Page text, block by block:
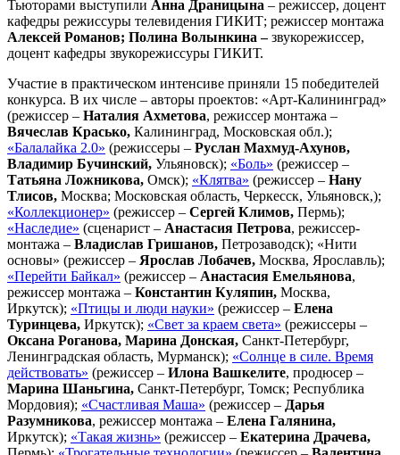
Тьюторами выступили Анна Драницына – режиссер, доцент
кафедры режиссуры телевидения ГИКИТ; режиссер монтажа
Алексей Романов; Полина Волынкина –звукорежиссер,
доцент кафедры звукорежиссуры ГИКИТ.
Участие в практическом интенсиве приняли 15 победителей
конкурса. В их числе – авторы проектов: «Арт-Калининград»
(режиссер – Наталия Ахметова, режиссер монтажа –
Вячеслав Красько, Калининград, Московская обл.);
«Балалайка 2.0» (режиссеры – Руслан Махмуд-Ахунов,
Владимир Бучинский, Ульяновск); «Боль» (режиссер –
Татьяна Ложникова, Омск); «Клятва» (режиссер – Нану
Тлисов, Москва; Московская область, Черкесск, Ульяновск,);
«Коллекционер» (режиссер – Сергей Климов, Пермь);
«Наследие» (сценарист – Анастасия Петрова, режиссер-
монтажа – Владислав Гришанов, Петрозаводск); «Нити
основы» (режиссер – Ярослав Лобачев, Москва, Ярославль);
«Перейти Байкал» (режиссер – Анастасия Емельянова,
режиссер монтажа – Константин Куляпин, Москва,
Иркутск); «Птицы и люди науки» (режиссер – Елена
Туринцева, Иркутск); «Свет за краем света» (режиссеры –
Оксана Роганова, Марина Донская, Санкт-Петербург,
Ленинградская область, Мурманск); «Солнце в силе. Время
действовать» (режиссер – Илона Вашкелите, продюсер –
Марина Шаньгина, Санкт-Петербург, Томск; Республика
Мордовия); «Счастливая Маша» (режиссер – Дарья
Разумникова, режиссер монтажа – Елена Галянина,
Иркутск); «Такая жизнь» (режиссер – Екатерина Драчева,